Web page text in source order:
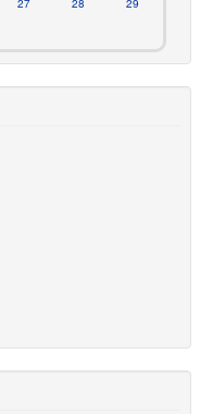
27 28
29